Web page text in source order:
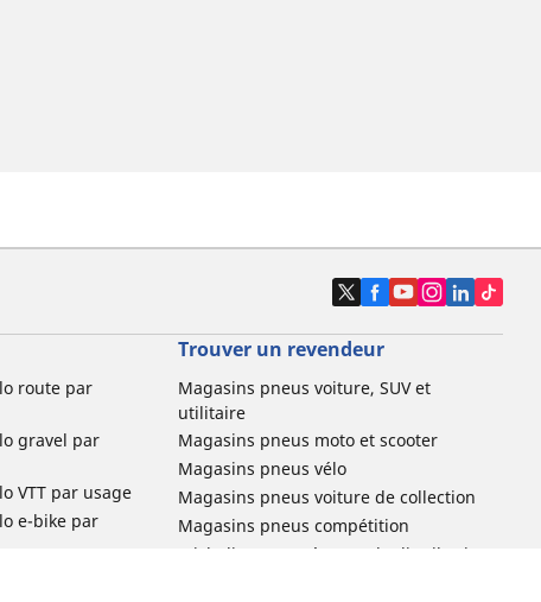
route par
gravel par
VTT par usage
e-bike par
Trouver un revendeur
Magasins pneus voiture, SUV et
utilitaire
Magasins pneus moto et scooter
Magasins pneus vélo
Magasins pneus voiture de collection
Magasins pneus compétition
Michelin et ses réseaux de distribution